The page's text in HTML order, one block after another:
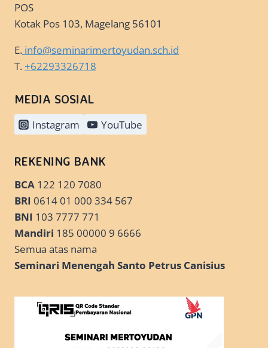
POS
Kotak Pos 103, Magelang 56101
E. info@seminarimertoyudan.sch.id
T.+62293326718
MEDIA SOSIAL
Instagram YouTube
REKENING BANK
BCA 122 120 7080
BRI 0614 01 000 334 567
BNI 103 7777 771
Mandiri 185 00000 9 6666
Semua atas nama
Seminari Menengah Santo Petrus Canisius